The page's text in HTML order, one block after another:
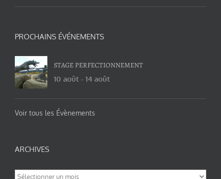
PROCHAINS ÉVÉNEMENTS
STAGE PERFECTIONNEMENT
10 août - 14 août
Voir tous les Évènements
ARCHIVES
Archives